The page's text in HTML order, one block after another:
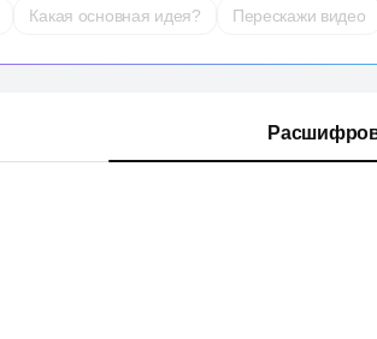
Какая основная идея? Перескажи видео